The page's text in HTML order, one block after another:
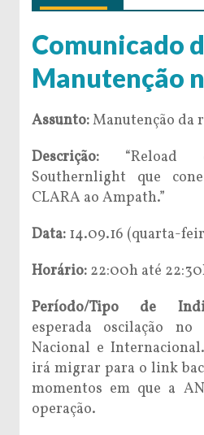
Comunicado
Manutenção
Assunto:Manutenção da
Descrição: “Reload
Southernlight que
CLARA ao Ampath.”
Data: 14.09.16 (quarta-
Horário: 22:00h até
Período/Tipo de
esperada oscilação
Nacional e
irá migrar para o link
momentos em que a
operação.